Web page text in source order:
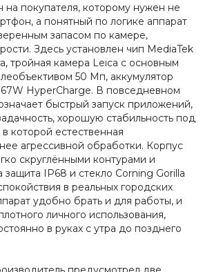
на покупателя, которому нужен не
а понятный по логике аппарат
запасом по камере,
Здесь установлен чип MediaTek
тройная камера Leica с основным
50 Мп, аккумулятор
HyperCharge. В повседневном
быстрый запуск приложений,
хорошую стабильность под
которой естественная
агрессивной обработки. Корпус
скруглёнными контурами и
защита IP68 и стекло Corning Gorilla
в реальных городских
удобно брать и для работы, и
личного использования,
в руках с утра до позднего